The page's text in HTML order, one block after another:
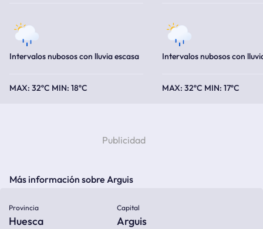
Intervalos nubosos con lluvia escasa
32ºC 18ºC
Intervalos nubosos con
32ºC 17ºC
Más información sobre Arguis
Provincia
Huesca
Capital
Arguis